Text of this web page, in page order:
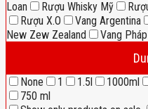
Loan Rượu Whisky Mỹ
Rượu X.O
Vang Argentina
New Zew Zealand
Vang Pháp
None 1 1.5l 1000ml
750 ml